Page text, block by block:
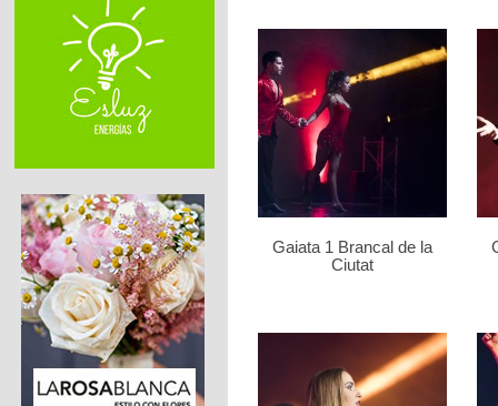
Gaiata 1 Brancal de la
Ciutat